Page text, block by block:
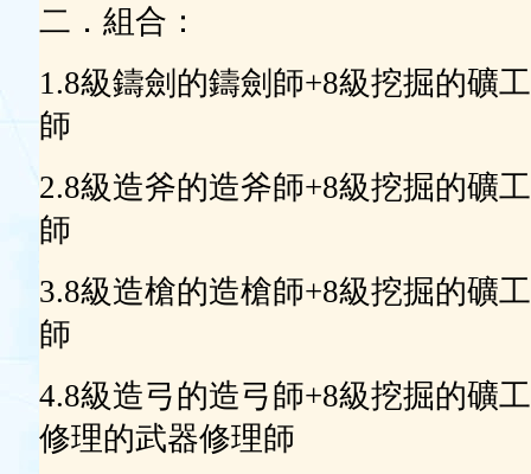
二．組合：
1.8級鑄劍的鑄劍師+8級挖掘的礦
師
2.8級造斧的造斧師+8級挖掘的礦
師
3.8級造槍的造槍師+8級挖掘的礦
師
4.8級造弓的造弓師+8級挖掘的礦
修理的武器修理師